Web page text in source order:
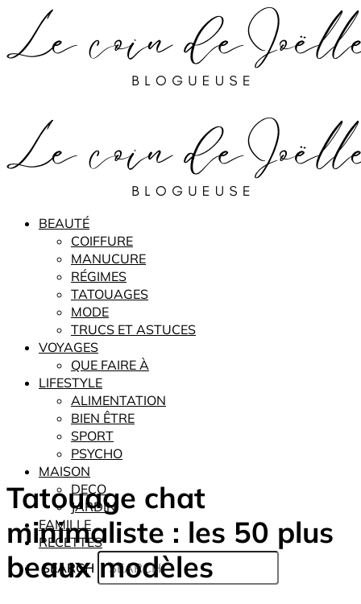
BEAUTÉ
COIFFURE
MANUCURE
RÉGIMES
TATOUAGES
MODE
TRUCS ET ASTUCES
VOYAGES
QUE FAIRE À
LIFESTYLE
ALIMENTATION
BIEN ÊTRE
SPORT
PSYCHO
MAISON
DECO
JARDIN
FAMILLE
RECETTES
SEARCH
Tatouage chat
minimaliste : les 50 plus
beaux modèles